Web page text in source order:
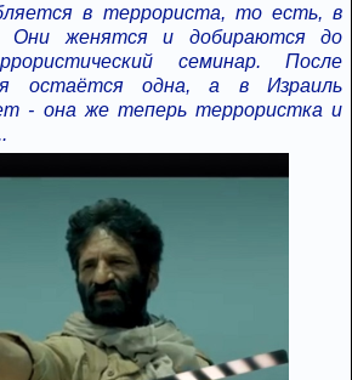
в террориста, то есть, в
Они женятся и добираются до
семинар. После
остаётся одна, а в Израиль
- она же теперь террористка и